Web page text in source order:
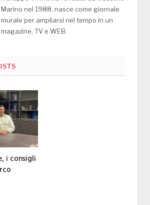
Marino nel 1988, nasce come giornale
murale per ampliarsi nel tempo in un
magazine, TV e WEB.
i consigli